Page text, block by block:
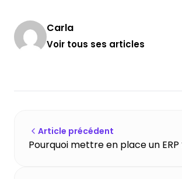
Carla
Voir tous ses articles
Article précédent
Pourquoi mettre en place un ERP